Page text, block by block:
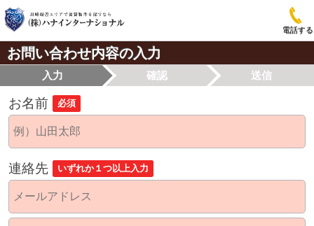
電話する
お問い合わせ内容の入力
入力 確認 送信
お名前 必須
連絡先 いずれか１つ以上入力